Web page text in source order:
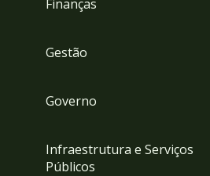
Finanças
Gestão
Governo
Infraestrutura e Serviços
Públicos